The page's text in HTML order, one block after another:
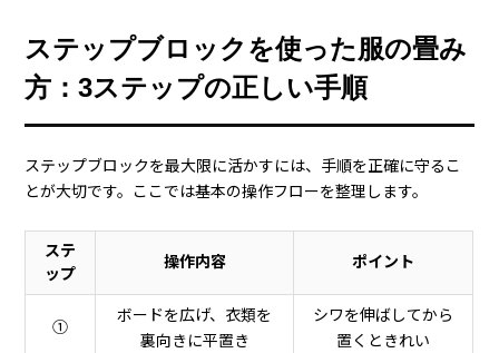
ステップブロックを使った服の畳み
方：3ステップの正しい手順
ステップブロックを最大限に活かすには、手順を正確に守るこ
とが大切です。ここでは基本の操作フローを整理します。
ステ
ップ
操作内容 ポイント
①
ボードを広げ、衣類を
裏向きに平置き
シワを伸ばしてから
置くときれい